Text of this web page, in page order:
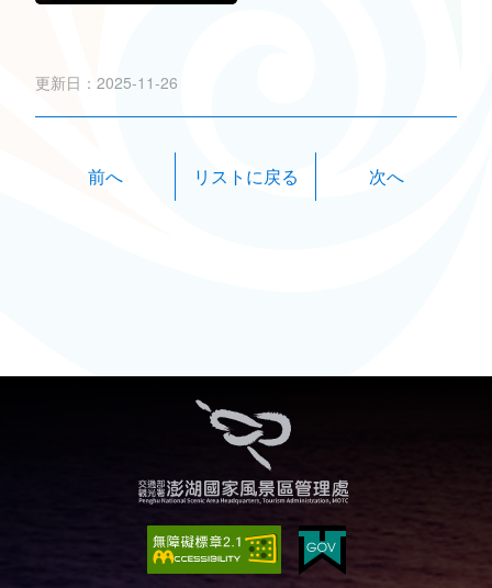
更新日：2025-11-26
前へ 次へ